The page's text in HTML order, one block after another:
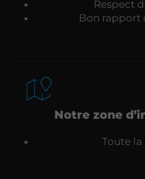
Respect
Bon rapport
Notre zone
Toute la